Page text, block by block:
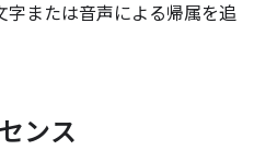
字または音声による帰属を追
ンス